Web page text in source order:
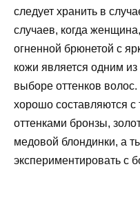
следует хранить в
случаев, когда
огненной брюнетой с
кожи является одним
выборе оттенков
хорошо составляются
оттенками бронзы,
медовой блондинки, а
экспериментировать с